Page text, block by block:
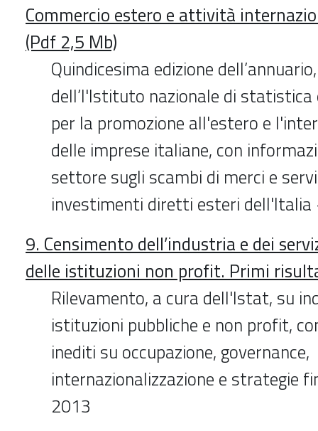
Commercio estero e attività
(Pdf 2,5 Mb)
Quindicesima edizione
dell’l'Istituto nazionale di statistica
per la promozione all'estero e
delle imprese italiane, con
settore sugli scambi di merci e
investimenti diretti esteri
9. Censimento dell’industria e dei
delle istituzioni non profit. Primi
Rilevamento, a cura dell'Istat, su
istituzioni pubbliche e non profit,
inediti su occupazione, governance,
internazionalizzazione e strategie
2013